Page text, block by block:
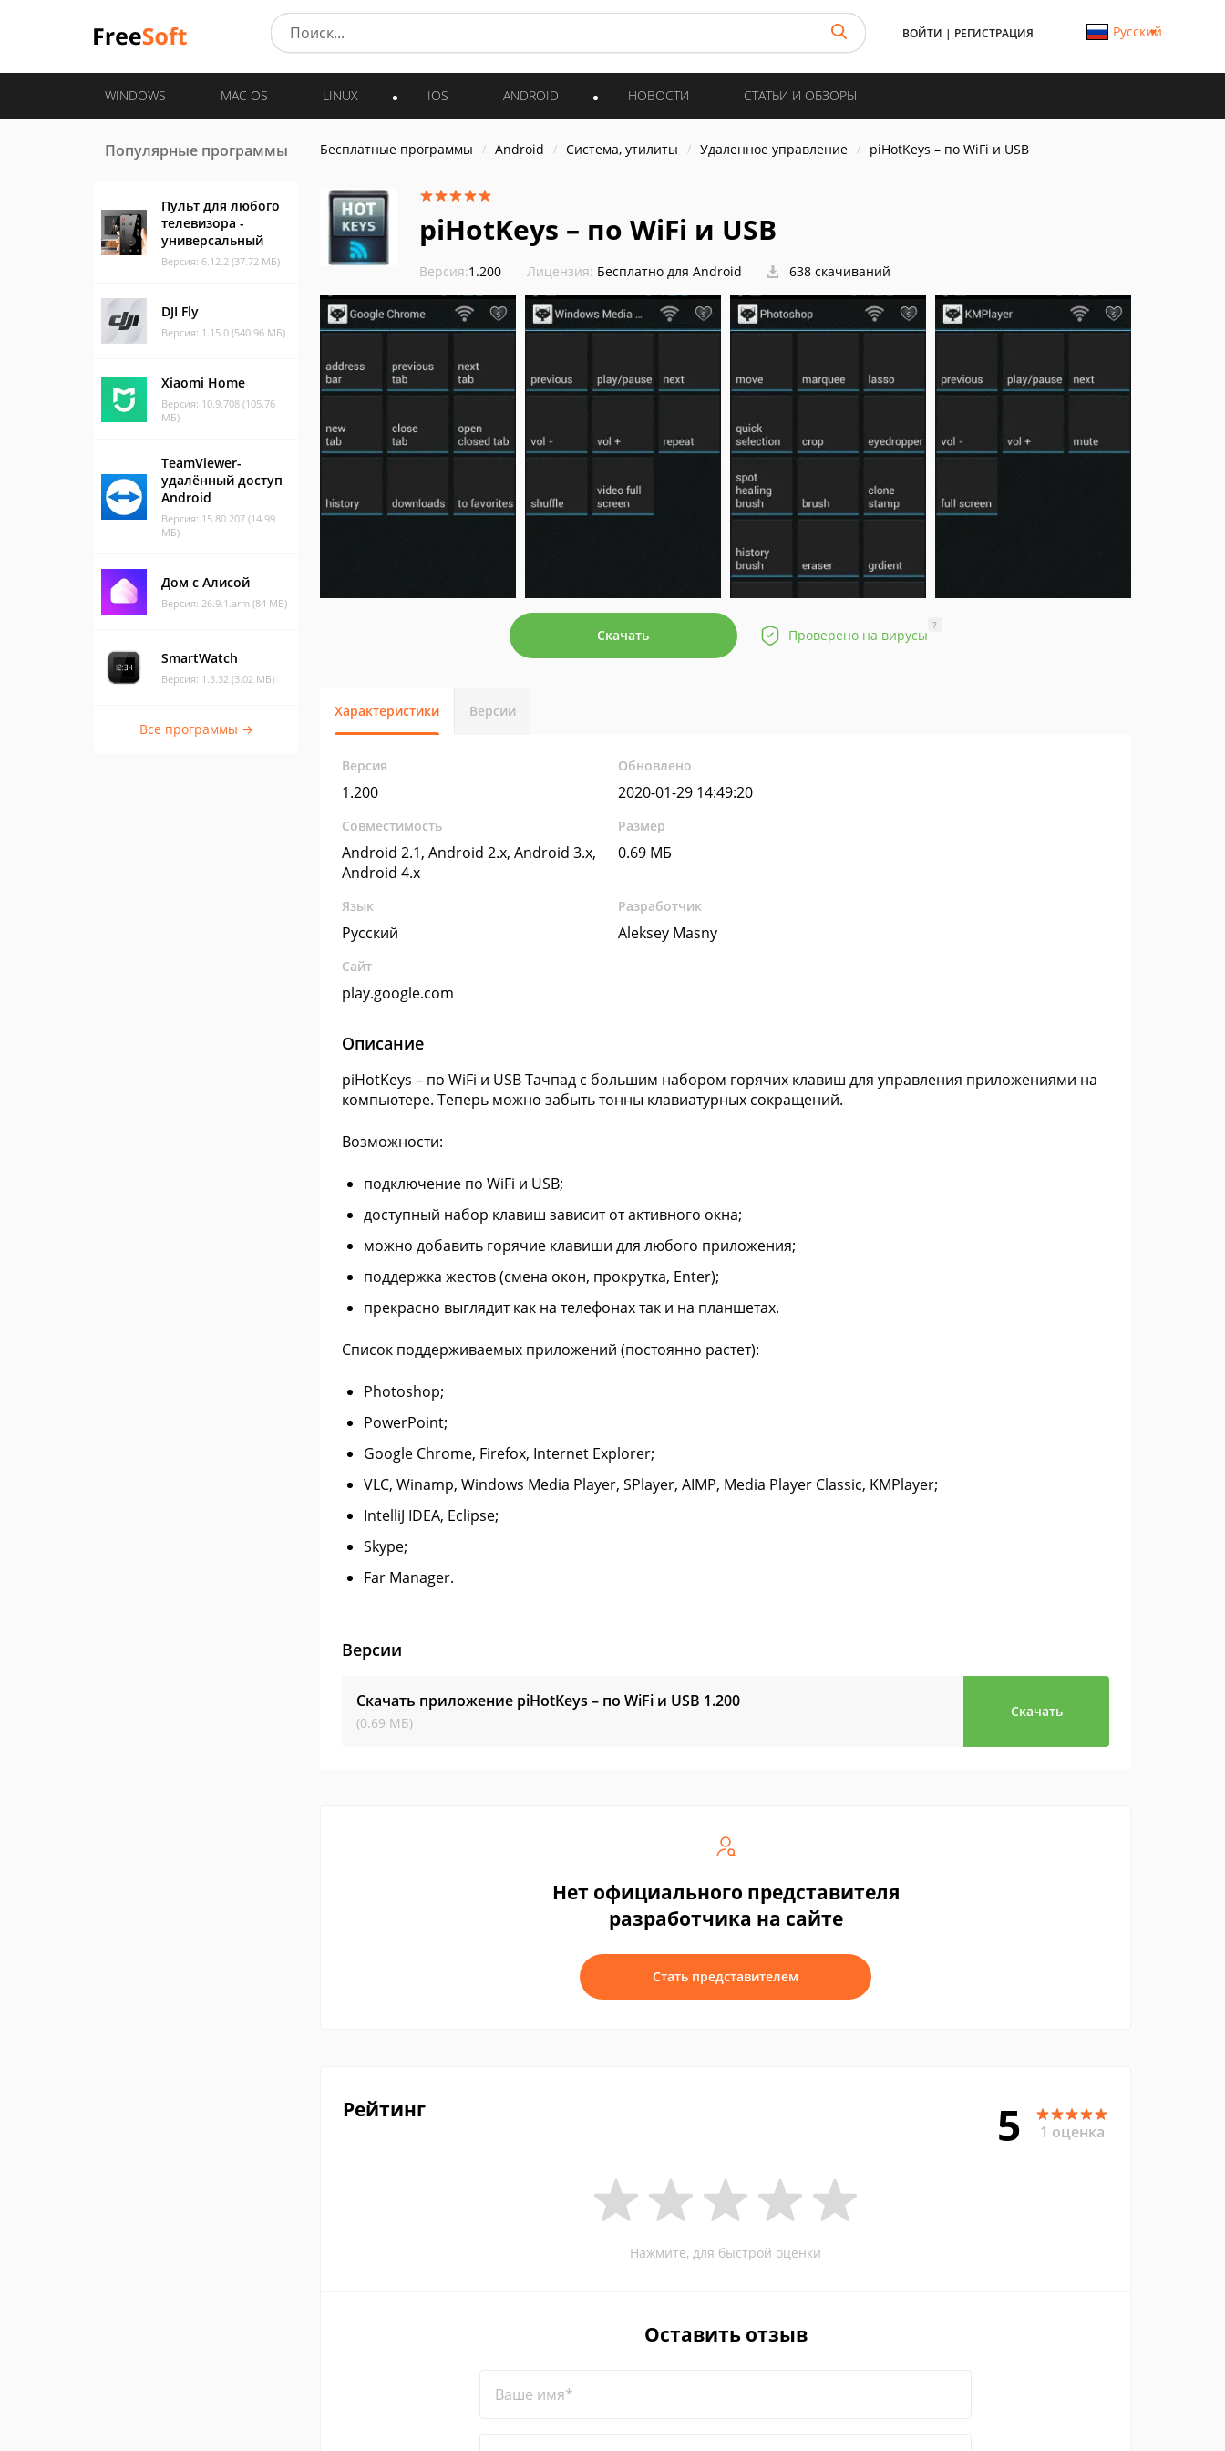
ВОЙТИ | РЕГИСТРАЦИЯ Русский
WINDOWS MAC OS LINUX IOS ANDROID НОВОСТИ СТАТЬИ И ОБЗОРЫ
Популярные программы
Пульт для любого
телевизора -
универсальный
Версия: 6.12.2 (37.72 МБ)
DJI Fly
Версия: 1.15.0 (540.96 МБ)
Xiaomi Home
Версия: 10.9.708 (105.76
МБ)
TeamViewer-
удалённый доступ
Android
Версия: 15.80.207 (14.99
МБ)
Дом с Алисой
Версия: 26.9.1.arm (84 МБ)
SmartWatch
Версия: 1.3.32 (3.02 МБ)
Все программы →
Бесплатные программы Android Система, утилиты Удаленное управление piHotKeys – по WiFi и USB
piHotKeys – по WiFi и USB
Версия:1.200 Лицензия: Бесплатно для Android 638 скачиваний
Скачать Проверено на вирусы
?
Характеристики Версии
Версия
1.200
Обновлено
2020-01-29 14:49:20
Совместимость
Android 2.1, Android 2.x, Android 3.x,
Android 4.x
Размер
0.69 МБ
Язык
Русский
Разработчик
Aleksey Masny
Сайт
play.google.com
Описание
piHotKeys – по WiFi и USB Тачпад с большим набором горячих клавиш для управления приложениями на
компьютере. Теперь можно забыть тонны клавиатурных сокращений.
Возможности:
подключение по WiFi и USB;
доступный набор клавиш зависит от активного окна;
можно добавить горячие клавиши для любого приложения;
поддержка жестов (смена окон, прокрутка, Enter);
прекрасно выглядит как на телефонах так и на планшетах.
Список поддерживаемых приложений (постоянно растет):
Photoshop;
PowerPoint;
Google Chrome, Firefox, Internet Explorer;
VLC, Winamp, Windows Media Player, SPlayer, AIMP, Media Player Classic, KMPlayer;
IntelliJ IDEA, Eclipse;
Skype;
Far Manager.
Версии
Скачать приложение piHotKeys – по WiFi и USB 1.200
(0.69 МБ)
Скачать
Нет официального представителя
разработчика на сайте
Стать представителем
Рейтинг 5 1 оценка
Нажмите, для быстрой оценки
Оставить отзыв
Ваше имя*